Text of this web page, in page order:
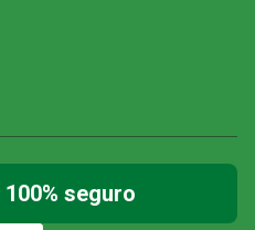
100% seguro